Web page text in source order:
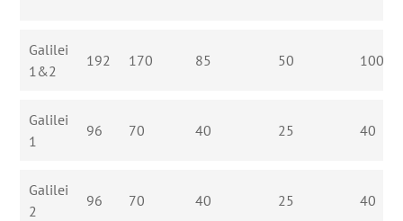
Galilei
1&2
192 170 85 50 100
Galilei
1
96 70 40 25 40
Galilei
2
96 70 40 25 40